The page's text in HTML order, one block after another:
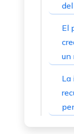
El
un
La